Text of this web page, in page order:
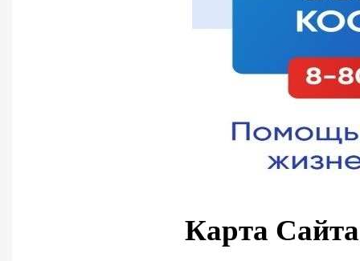
Карта Сайта